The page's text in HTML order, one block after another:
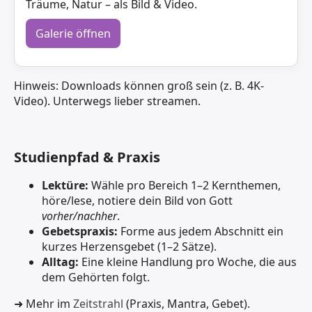
Träume, Natur – als Bild & Video.
Galerie öffnen
Hinweis: Downloads können groß sein (z. B. 4K-
Video). Unterwegs lieber streamen.
Studienpfad & Praxis
Lektüre: Wähle pro Bereich 1–2 Kernthemen,
höre/lese, notiere dein Bild von Gott
vorher/nachher.
Gebetspraxis: Forme aus jedem Abschnitt ein
kurzes Herzensgebet (1–2 Sätze).
Alltag: Eine kleine Handlung pro Woche, die aus
dem Gehörten folgt.
➜ Mehr im Zeitstrahl (Praxis, Mantra, Gebet).